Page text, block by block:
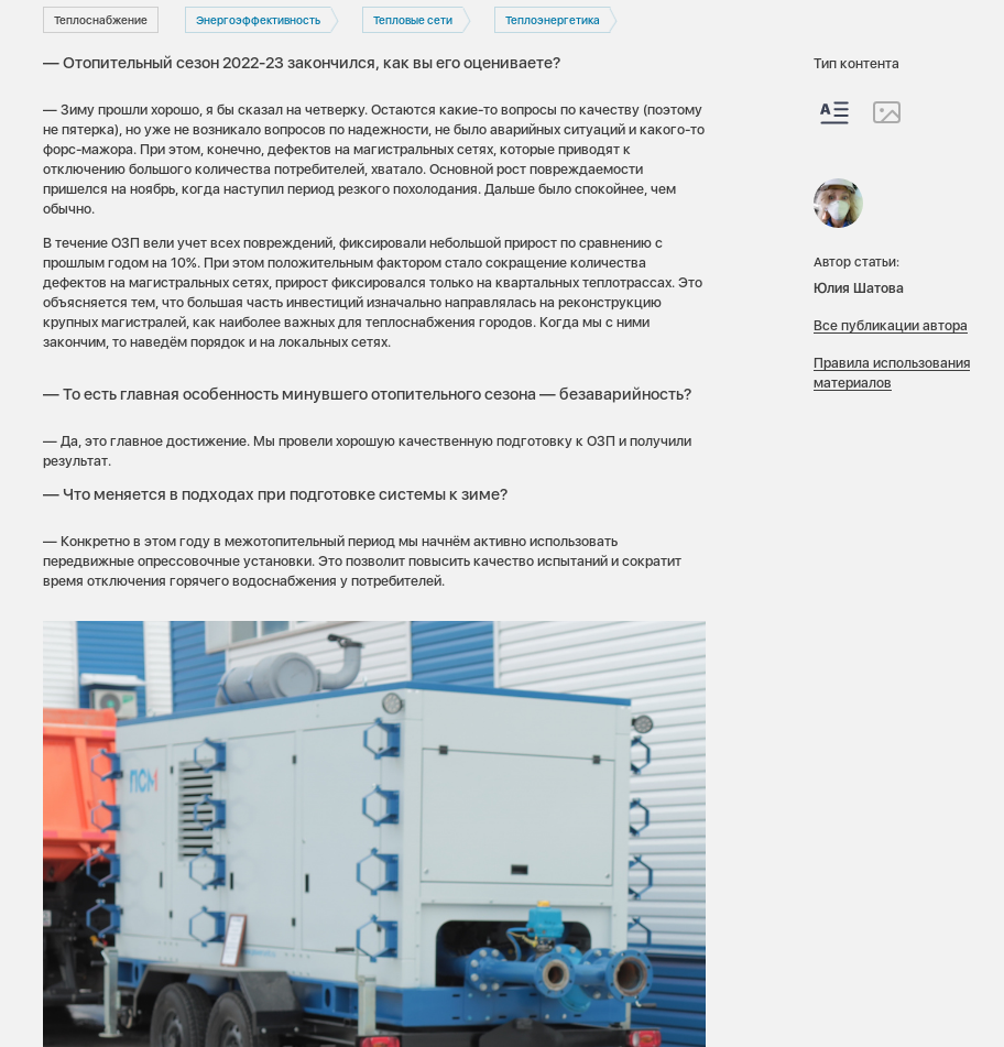
Теплоснабжение Энергоэффективность Тепловые сети Теплоэнергетика
— Отопительный сезон 2022-23 закончился, как вы его оцениваете?
— Зиму прошли хорошо, я бы сказал на четверку. Остаются какие-то вопросы по качеству (поэтому
не пятерка), но уже не возникало вопросов по надежности, не было аварийных ситуаций и какого-то
форс-мажора. При этом, конечно, дефектов на магистральных сетях, которые приводят к
отключению большого количества потребителей, хватало. Основной рост повреждаемости
пришелся на ноябрь, когда наступил период резкого похолодания. Дальше было спокойнее, чем
обычно.
В течение ОЗП вели учет всех повреждений, фиксировали небольшой прирост по сравнению с
прошлым годом на 10%. При этом положительным фактором стало сокращение количества
дефектов на магистральных сетях, прирост фиксировался только на квартальных теплотрассах. Это
объясняется тем, что большая часть инвестиций изначально направлялась на реконструкцию
крупных магистралей, как наиболее важных для теплоснабжения городов. Когда мы с ними
закончим, то наведём порядок и на локальных сетях.
— То есть главная особенность минувшего отопительного сезона — безаварийность?
— Да, это главное достижение. Мы провели хорошую качественную подготовку к ОЗП и получили
результат.
— Что меняется в подходах при подготовке системы к зиме?
— Конкретно в этом году в межотопительный период мы начнём активно использовать
передвижные опрессовочные установки. Это позволит повысить качество испытаний и сократит
время отключения горячего водоснабжения у потребителей.
Тип контента
Автор статьи:
Юлия Шатова
Все публикации автора
Правила использования
материалов